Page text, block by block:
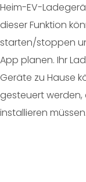
Heim-EV-
dieser Funktion
starten/stoppen
App planen. Ihr
Geräte zu Hause
gesteuert werden,
installieren müssen.